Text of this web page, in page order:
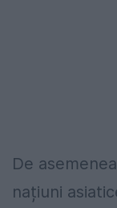
De
națiuni